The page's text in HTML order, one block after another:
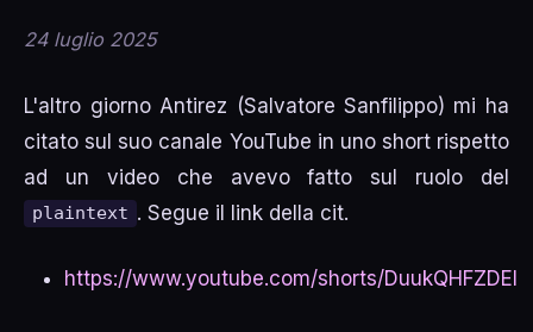
24 luglio 2025
L'altro giorno Antirez (Salvatore Sanfilippo) mi ha
citato sul suo canale YouTube in uno short rispetto
ad un video che avevo fatto sul ruolo del
plaintext . Segue il link della cit.
https://www.youtube.com/shorts/DuukQHFZDEI